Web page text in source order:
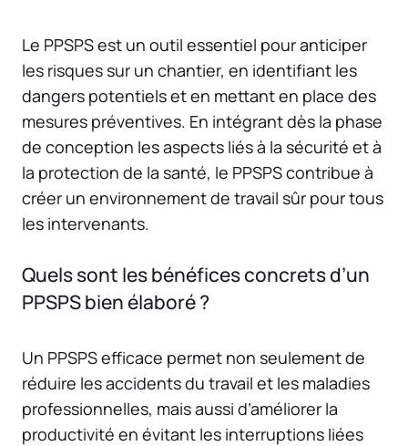
Le PPSPS est un outil essentiel pour anticiper
les risques sur un chantier, en identifiant les
dangers potentiels et en mettant en place des
mesures préventives. En intégrant dès la phase
de conception les aspects liés à la sécurité et à
la protection de la santé, le PPSPS contribue à
créer un environnement de travail sûr pour tous
les intervenants.
Quels sont les bénéfices concrets d’un
PPSPS bien élaboré ?
Un PPSPS efficace permet non seulement de
réduire les accidents du travail et les maladies
professionnelles, mais aussi d’améliorer la
productivité en évitant les interruptions liées